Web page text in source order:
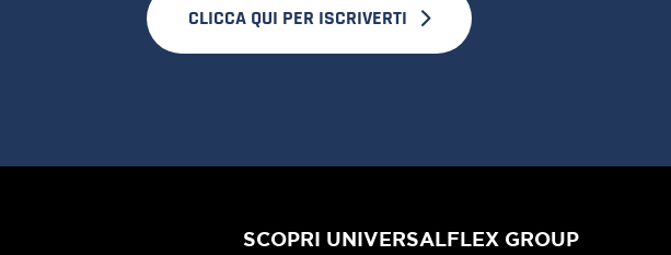
CLICCA QUI PER ISCRIVERTI
SCOPRI UNIVERSALFLEX GROUP